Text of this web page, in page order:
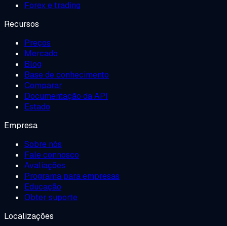
Forex e trading
Recursos
Preços
Mercado
Blog
Base de conhecimento
Comparar
Documentação da API
Estado
Empresa
Sobre nós
Fale connosco
Avaliações
Programa para empresas
Educação
Obter suporte
Localizações